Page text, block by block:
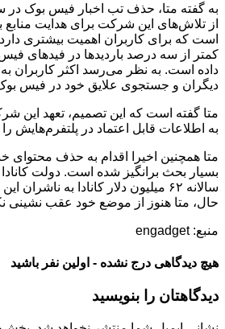
به گفته متا، حذف تب اخبار فیس بوک
از تلاش‌های این شرکت برای هدایت
است که برای کاربران اهمیت بیشتری
کمتر از سه درصد باردیدها در فیدهای
داده است. به نظر می‌رسد اکثر کاربران به
دیگران و جستجوی علایق خود در فیس بوک
متا گفته است که این تصمیم، تعهد این
به اطلاعات قابل اعتماد در پلتفرم‌هایش را
متا همچنین اخیرا اقدام به حذف محتوای
بسیار بحث برانگیز شده است. دولت کانادا
سالانه ۶۲ میلیون دلار کانادا به
حال، متا هنوز از موضع خود عقب نشینی
منبع: engadget
هیچ دیدگاهی درج نشده - اولین نفر باشید
دیدگاهتان را بنویسید